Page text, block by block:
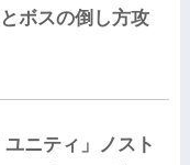
ボスの倒し方攻
ユニティ」ノスト